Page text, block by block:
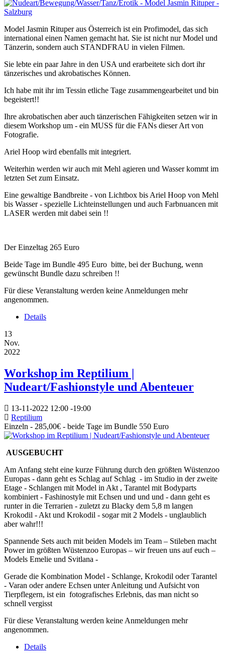
Model Jasmin Rituper aus Österreich ist ein Profimodel, das sich
international einen Namen gemacht hat. Sie ist nicht nur Model und
Tänzerin, sondern auch STANDFRAU in vielen Filmen.
Sie lebte ein paar Jahre in den USA und erarbeitete sich dort ihr
tänzerisches und akrobatisches Können.
Ich habe mit ihr im Tessin etliche Tage zusammengearbeitet und bin
begeistert!!
Ihre akrobatischen aber auch tänzerischen Fähigkeiten setzen wir in
diesem Workshop um - ein MUSS für die FANs dieser Art von
Fotografie.
Ariel Hoop wird ebenfalls mit integriert.
Weiterhin werden wir auch mit Mehl agieren und Wasser kommt im
letzten Set zum Einsatz.
Eine gewaltige Bandbreite - von Lichtbox bis Ariel Hoop von Mehl
bis Wasser - spezielle Lichteinstellungen und auch Farbnuancen mit
LASER werden mit dabei sein !!
Der Einzeltag 265 Euro
Beide Tage im Bundle 495 Euro bitte, bei der Buchung, wenn
gewünscht Bundle dazu schreiben !!
Für diese Veranstaltung werden keine Anmeldungen mehr
angenommen.
Details
13
Nov.
2022
Workshop im Reptilium |
Nudeart/Fashionstyle und Abenteuer
13-11-2022 12:00 -19:00
Reptilium
Einzeln - 285,00€ - beide Tage im Bundle 550 Euro
AUSGEBUCHT
Am Anfang steht eine kurze Führung durch den größten Wüstenzoo
Europas - dann geht es Schlag auf Schlag - im Studio in der zweite
Etage - Schlangen mit Model in Akt , Tarantel mit Bodyparts
kombiniert - Fashinostyle mit Echsen und und und - dann geht es
runter in die Terrarien - zuletzt zu Blacky dem 5,8 m langen
Krokodil - Akt und Krokodil - sogar mit 2 Models - unglaublich
aber wahr!!!
Spannende Sets auch mit beiden Models im Team – Stileben macht
Power im größten Wüstenzoo Europas – wir freuen uns auf euch –
Models Emelie und Svitlana -
Gerade die Kombination Model - Schlange, Krokodil oder Tarantel
- Varan oder andere Echsen unter Anleitung und Aufsicht von
Tierpflegern, ist ein fotografisches Erlebnis, das man nicht so
schnell vergisst
Für diese Veranstaltung werden keine Anmeldungen mehr
angenommen.
Details